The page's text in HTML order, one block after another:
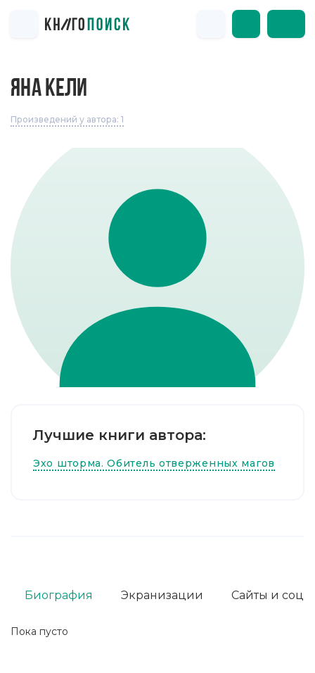
ЯНА КЕЛИ
Произведений у автора: 1
Лучшие книги автора:
Эхо шторма. Обитель отверженных магов
Пока пусто
Биография Экранизации Сайты и соц.